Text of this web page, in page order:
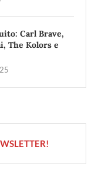
Carl Brave,
The Kolors e